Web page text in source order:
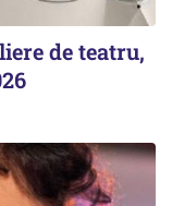
de teatru,